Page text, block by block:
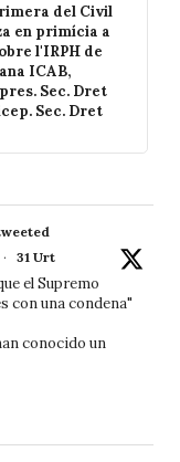
del Civil
en primícia a
l'IRPH de
ICAB,
Sec. Dret
Sec. Dret
· 31 Urt
el Supremo
con una condena"
conocido un